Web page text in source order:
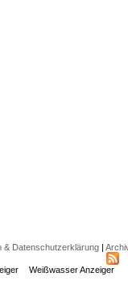
& Datenschutzerklärung|
Weißwasser Anzeiger